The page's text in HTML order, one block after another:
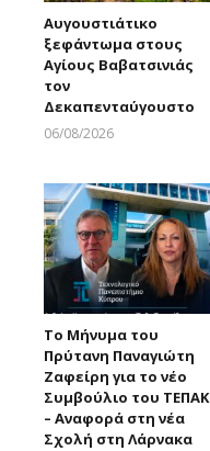
Αυγουστιάτικο
ξεφάντωμα στους
Αγίους Βαβατσινιάς
τον
Δεκαπενταύγουστο
06/08/2026
Το Μήνυμα του
Πρύτανη Παναγιώτη
Ζαφείρη για το νέο
Συμβούλιο του ΤΕΠΑΚ
– Αναφορά στη νέα
Σχολή στη Λάρνακα